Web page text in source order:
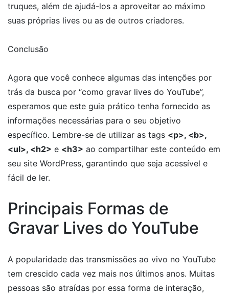
truques, além de ajudá-los a aproveitar ao máximo
suas próprias lives ou as de outros criadores.
Conclusão
Agora que você conhece algumas das intenções por
trás da busca por “como gravar lives do YouTube”,
esperamos que este guia prático tenha fornecido as
informações necessárias para o seu objetivo
específico. Lembre-se de utilizar as tags <p>, <b>,
<ul>, <h2> e <h3> ao compartilhar este conteúdo em
seu site WordPress, garantindo que seja acessível e
fácil de ler.
Principais Formas de
Gravar Lives do YouTube
A popularidade das transmissões ao vivo no YouTube
tem crescido cada vez mais nos últimos anos. Muitas
pessoas são atraídas por essa forma de interação,